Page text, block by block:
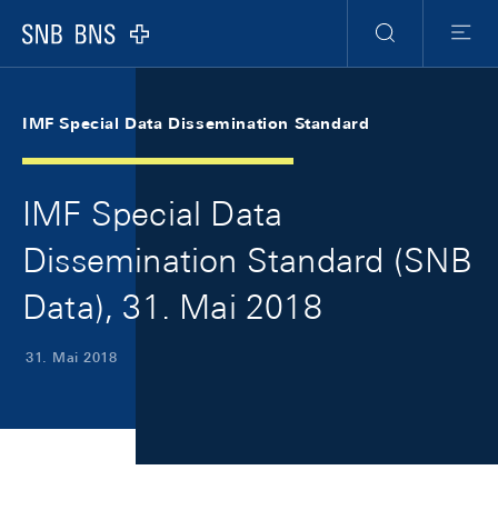
Logo
Suche
Menu
IMF Special Data Dissemination Standard
IMF Special Data
Dissemination Standard (SNB
Data), 31. Mai 2018
31. Mai 2018